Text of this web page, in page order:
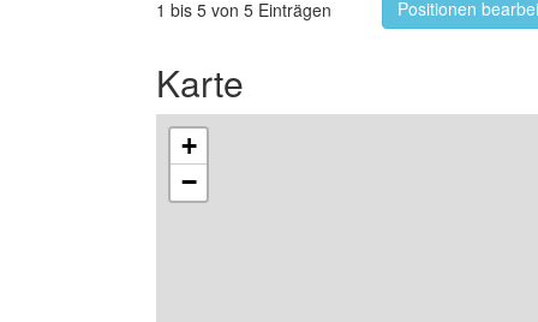
1 bis 5 von 5 Einträgen Positionen
Karte
+
−